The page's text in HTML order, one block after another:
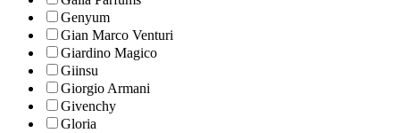
Genyum
Gian Marco Venturi
Giardino Magico
Giinsu
Giorgio Armani
Givenchy
Gloria